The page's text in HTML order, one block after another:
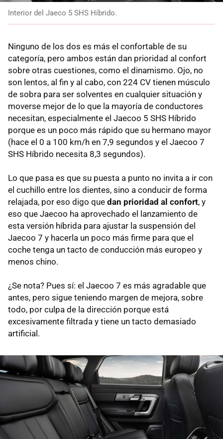
Interior del Jaeco 5 SHS Híbrido.
Ninguno de los dos es más el confortable de su
categoría, pero ambos están dan prioridad al confort
sobre otras cuestiones, como el dinamismo. Ojo, no
son lentos, al fin y al cabo, con 224 CV tienen músculo
de sobra para ser solventes en cualquier situación y
moverse mejor de lo que la mayoría de conductores
necesitan, especialmente el Jaecoo 5 SHS Híbrido
porque es un poco más rápido que su hermano mayor
(hace el 0 a 100 km/h en 7,9 segundos y el Jaecoo 7
SHS Híbrido necesita 8,3 segundos).
Lo que pasa es que su puesta a punto no invita a ir con
el cuchillo entre los dientes, sino a conducir de forma
relajada, por eso digo que dan prioridad al confort, y
eso que Jaecoo ha aprovechado el lanzamiento de
esta versión híbrida para ajustar la suspensión del
Jaecoo 7 y hacerla un poco más firme para que el
coche tenga un tacto de conducción más europeo y
menos chino.
¿Se nota? Pues sí: el Jaecoo 7 es más agradable que
antes, pero sigue teniendo margen de mejora, sobre
todo, por culpa de la dirección porque está
excesivamente filtrada y tiene un tacto demasiado
artificial.